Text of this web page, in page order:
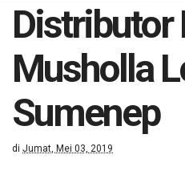
Distributor
Musholla
Sumenep
di Jumat, Mei 03, 2019